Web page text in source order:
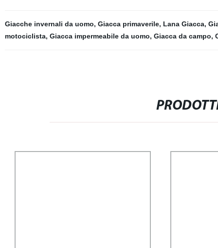
Giacche invernali da uomo, Giacca primaverile, Lana Giacca,
motociclista, Giacca impermeabile da uomo, Giacca da campo,